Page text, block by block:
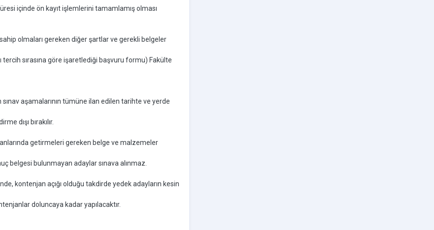
içinde ön kayıt işlemlerini tamamlamış olması
olmaları gereken diğer şartlar ve gerekli belgeler
tercih sırasına göre işaretlediği başvuru formu) Fakülte
aşamalarının tümüne ilan edilen tarihte ve yerde
dışı bırakılır.
getirmeleri gereken belge ve malzemeler
belgesi bulunmayan adaylar sınava alınmaz.
kontenjan açığı olduğu takdirde yedek adayların kesin
doluncaya kadar yapılacaktır.